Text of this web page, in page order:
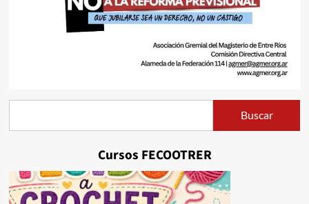
Buscar
Cursos FECOOTRER